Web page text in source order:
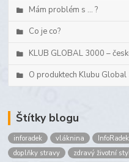
Mám problém s ... ?
Co je co?
KLUB GLOBAL 3000 –
O produktech Klubu
Štítky blogu
inforadek vláknina InfoRadek
doplňky stravy
zdravý životní